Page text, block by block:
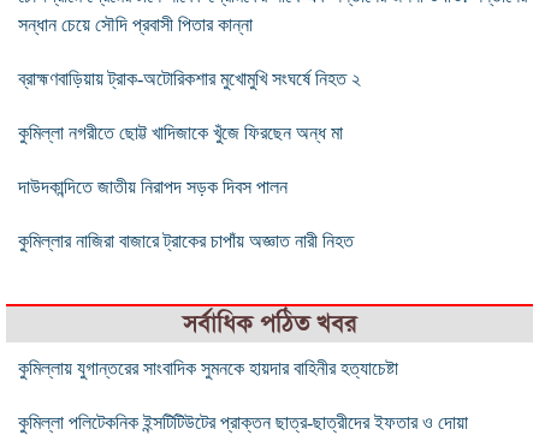
সন্ধান চেয়ে সৌদি প্রবাসী পিতার কান্না
ব্রাহ্মণবাড়িয়ায় ট্রাক-অটোরিকশার মুখোমুখি সংঘর্ষে নিহত ২
কুমিল্লা নগরীতে ছোট্ট খাদিজাকে খুঁজে ফিরছেন অন্ধ মা
দাউদকান্দিতে জাতীয় নিরাপদ সড়ক দিবস পালন
কুমিল্লার নাজিরা বাজারে ট্রাকের চাপাঁয় অজ্ঞাত নারী নিহত
সর্বাধিক পঠিত খবর
কুমিল্লায় যুগান্তরের সাংবাদিক সুমনকে হায়দার বাহিনীর হত্যাচেষ্টা
কুমিল্লা পলিটেকনিক ইন্সটিটিউটের প্রাক্তন ছাত্র-ছাত্রীদের ইফতার ও দোয়া